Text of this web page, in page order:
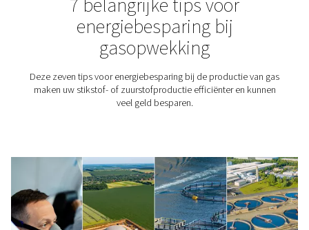
Ozon is een zeer reactief en oxiderend gas dat in
waterbehandelingsprocessen wordt gebruikt –
toepassingen op drinkwater, zwembaden en
aquacultuur en de voedsel- en farmaceutische sector.
virussen en bacteriën, verwijdert chemicaliën en
waterkwaliteit.
O2-kenniscentrum
Wilt u meer weten over zuurstoftoepassingenen -
Bekijk onze blog bibliotheek.